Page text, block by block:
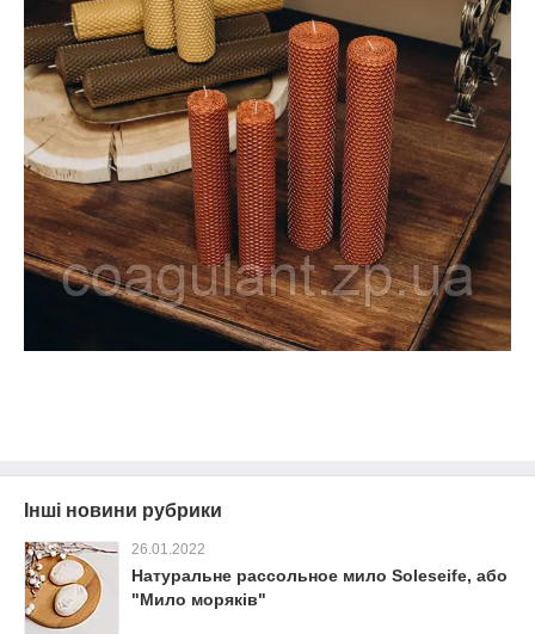
Інші новини рубрики
26.01.2022
Натуральне рассольное мило Soleseife, або
"Мило моряків"